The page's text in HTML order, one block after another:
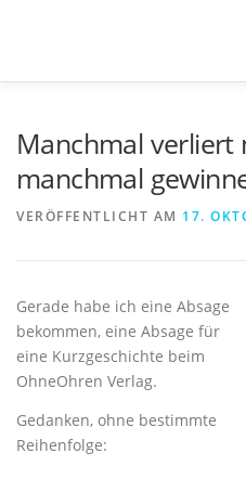
Manchmal verliert
manchmal
VERÖFFENTLICHT AM 17.
Gerade habe ich eine Absage
bekommen, eine Absage für
eine Kurzgeschichte beim
OhneOhren Verlag.
Gedanken, ohne bestimmte
Reihenfolge: